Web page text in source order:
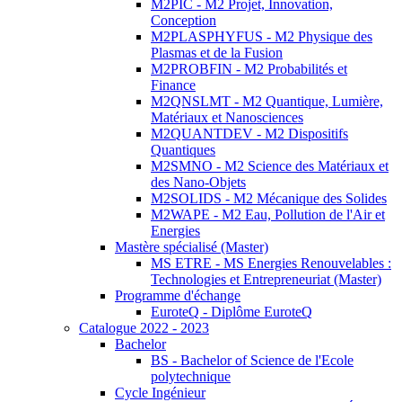
M2PIC - M2 Projet, Innovation,
Conception
M2PLASPHYFUS - M2 Physique des
Plasmas et de la Fusion
M2PROBFIN - M2 Probabilités et
Finance
M2QNSLMT - M2 Quantique, Lumière,
Matériaux et Nanosciences
M2QUANTDEV - M2 Dispositifs
Quantiques
M2SMNO - M2 Science des Matériaux et
des Nano-Objets
M2SOLIDS - M2 Mécanique des Solides
M2WAPE - M2 Eau, Pollution de l'Air et
Energies
Mastère spécialisé (Master)
MS ETRE - MS Energies Renouvelables :
Technologies et Entrepreneuriat (Master)
Programme d'échange
EuroteQ - Diplôme EuroteQ
Catalogue 2022 - 2023
Bachelor
BS - Bachelor of Science de l'Ecole
polytechnique
Cycle Ingénieur